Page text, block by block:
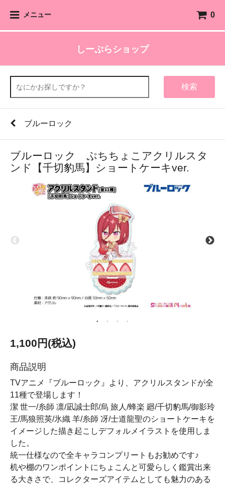
メニュー 0
しーぷらショップ
検索
ブルーロック
ブルーロック ぷちちょこアクリルスタ
ンド【千切豹馬】ショートケーキver.
1,100円(税込)
商品説明
TVアニメ『ブルーロック』より、アクリルスタンドが全
11種で登場します！
潔 世一/糸師 凛/凪誠士郎/烏 旅人/蜂楽 廻/千切豹馬/御影玲
王/馬狼照英/氷織 羊/糸師 冴/士道龍聖のショートケーキを
イメージした描き起こしデフォルメイラストを使用しま
した。
統一仕様なので全キャラコンプリートもお勧めです♪
机や棚のワンポイントにちょこんと可愛らしく鑑賞出来
る大きさで、コレクターズアイテムとしても魅力のある